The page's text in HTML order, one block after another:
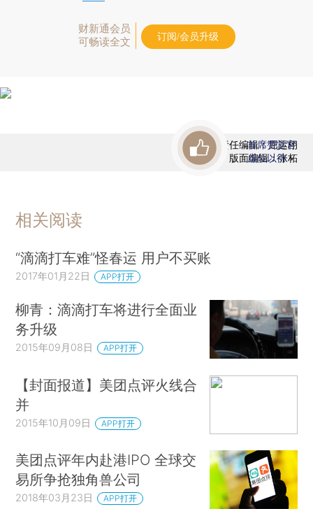
财新通会员
可畅读全文
订阅/会员升级
责任编辑：屈运栩
版面编辑：张柘
首席赞赏官
虚位以待
相关阅读
“滴滴打车难”怪春运 用户不买账
2017年01月22日 APP打开
柳青：滴滴打车将进行全面业
务升级
2015年09月08日 APP打开
【封面报道】美团点评火线合
并
2015年10月09日 APP打开
美团点评年内赴港IPO 全球交
易所争抢独角兽公司
2018年03月23日 APP打开